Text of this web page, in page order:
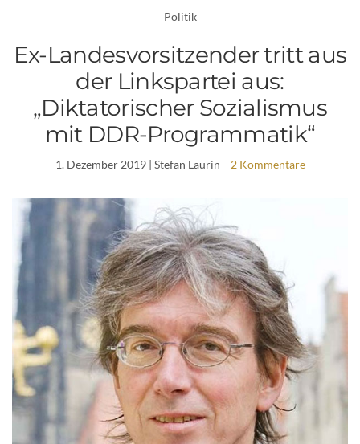
Politik
Ex-Landesvorsitzender tritt aus
der Linkspartei aus:
„Diktatorischer Sozialismus
mit DDR-Programmatik“
1. Dezember 2019| Stefan Laurin 2 Kommentare